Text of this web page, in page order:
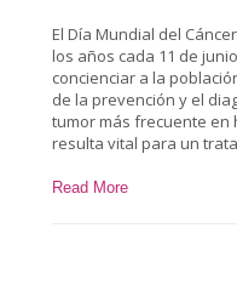
El Día Mundial del
los años cada 11 de
concienciar a la
de la prevención y el
tumor más frecuente en
resulta vital para un
Read More